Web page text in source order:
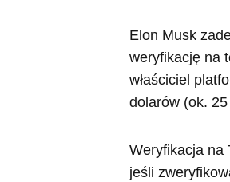
Elon Musk
weryfikację na
właściciel
dolarów (ok.
Weryfikacja na
jeśli